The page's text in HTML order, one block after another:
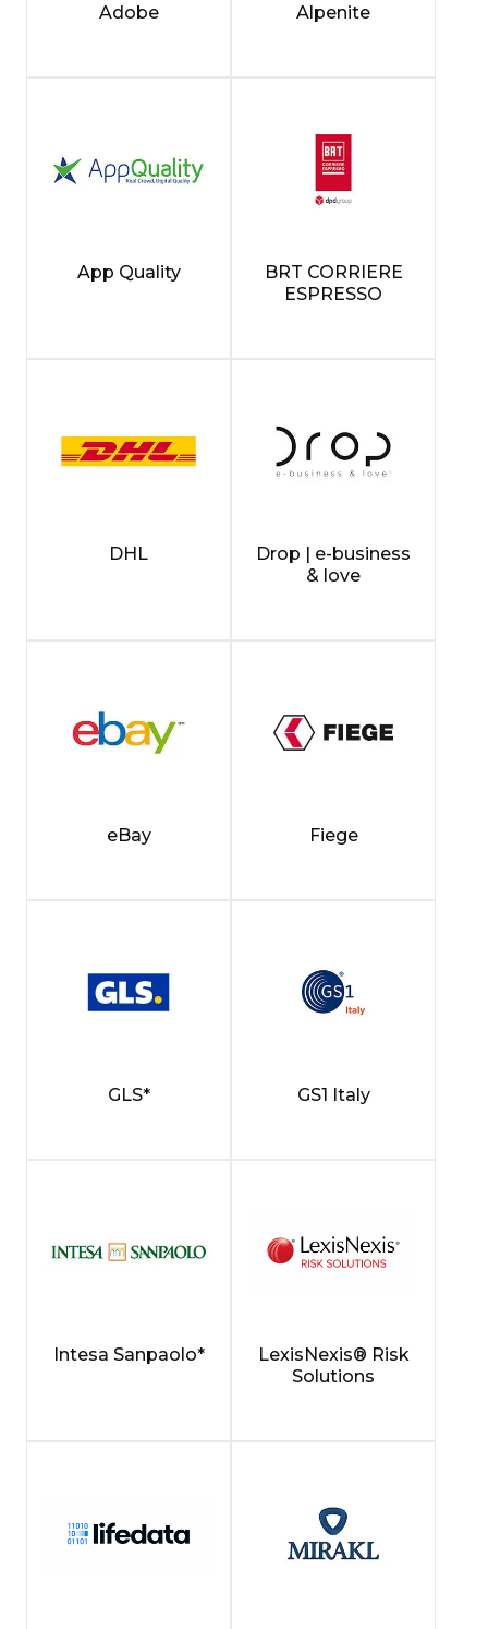
Adobe Alpenite
App Quality
BRT CORRIERE
ESPRESSO
DHL
Drop | e-business
& love
eBay Fiege
GLS* GS1 Italy
Intesa Sanpaolo*
LexisNexis® Risk
Solutions